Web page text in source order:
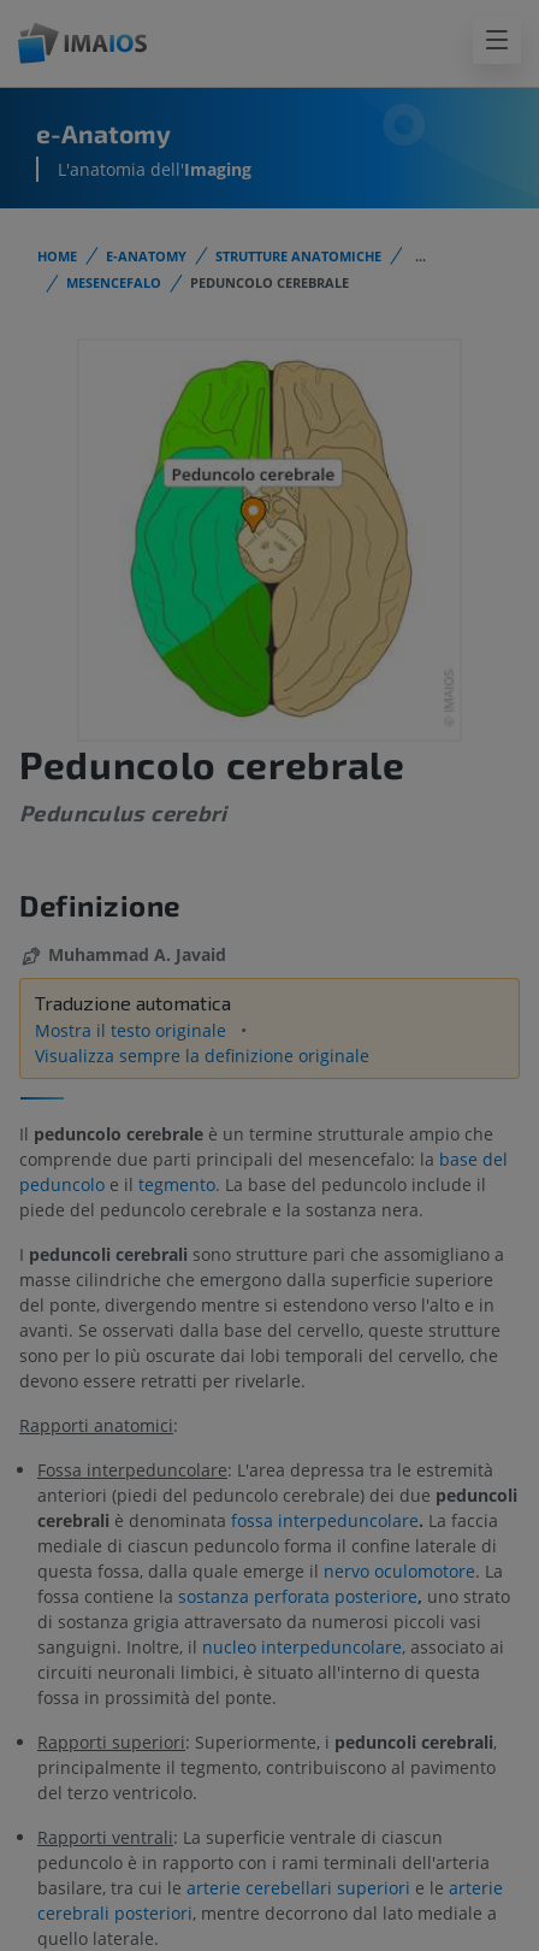
e-Anatomy
L'anatomia dell'Imaging
HOME E-ANATOMY STRUTTURE ANATOMICHE
...
MESENCEFALO
PEDUNCOLO CEREBRALE
Peduncolo cerebrale
Pedunculus cerebri
Definizione
Muhammad A. Javaid
Traduzione automatica
Mostra il testo originale
Visualizza sempre la definizione originale
Il peduncolo cerebrale è un termine strutturale ampio che
comprende due parti principali del mesencefalo: la base del
peduncolo e il tegmento. La base del peduncolo include il
piede del peduncolo cerebrale e la sostanza nera.
I peduncoli cerebrali sono strutture pari che assomigliano a
masse cilindriche che emergono dalla superficie superiore
del ponte, divergendo mentre si estendono verso l'alto e in
avanti. Se osservati dalla base del cervello, queste strutture
sono per lo più oscurate dai lobi temporali del cervello, che
devono essere retratti per rivelarle.
Rapporti anatomici:
Fossa interpeduncolare: L'area depressa tra le estremità
anteriori (piedi del peduncolo cerebrale) dei due peduncoli
cerebrali è denominata fossa interpeduncolare. La faccia
mediale di ciascun peduncolo forma il confine laterale di
questa fossa, dalla quale emerge il nervo oculomotore. La
fossa contiene la sostanza perforata posteriore, uno strato
di sostanza grigia attraversato da numerosi piccoli vasi
sanguigni. Inoltre, il nucleo interpeduncolare, associato ai
circuiti neuronali limbici, è situato all'interno di questa
fossa in prossimità del ponte.
Rapporti superiori: Superiormente, i peduncoli cerebrali,
principalmente il tegmento, contribuiscono al pavimento
del terzo ventricolo.
Rapporti ventrali: La superficie ventrale di ciascun
peduncolo è in rapporto con i rami terminali dell'arteria
basilare, tra cui le arterie cerebellari superiori e le arterie
cerebrali posteriori, mentre decorrono dal lato mediale a
quello laterale.